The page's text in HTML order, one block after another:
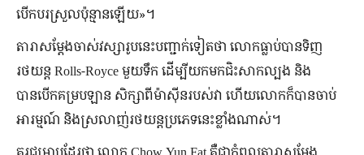
បើកបរស្រួលប៉ុន្មានឡើយ»។
តារាសម្ដែងចាស់វស្សារូបនេះបញ្ជាក់ទៀតថា លោកធ្លាប់បានទិញ
រថយន្ត Rolls-Royce មួយទឹក ដើម្បីយកមកជិះសាកល្បង និង
បានបើកគម្របឡាន សិក្សាពីម៉ាស៊ីនរបស់វា ហើយលោកក៏បានចាប់
អារម្មណ៍ និងស្រលាញ់រថយន្តប្រភេទនេះខ្លាំងណាស់។